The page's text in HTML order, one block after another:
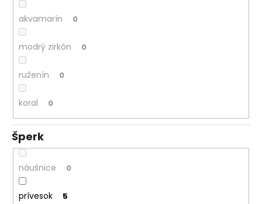
akvamarín 0
modrý zirkón 0
ruženín 0
koral 0
Šperk
náušnice 0
prívesok 5